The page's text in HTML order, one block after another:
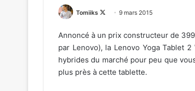
Tomiiks
Follow
X
9 mars 2015
Annoncé à un prix constructeur de
par Lenovo), la Lenovo Yoga Tablet
hybrides du marché pour peu que
plus près à cette tablette.